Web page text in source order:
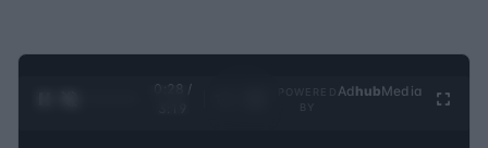
0:29 /
Ad hubMedia